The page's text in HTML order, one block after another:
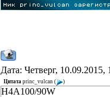
Дата: Четверг,
Цитата princ_vulcan ( )
H4A100/90W